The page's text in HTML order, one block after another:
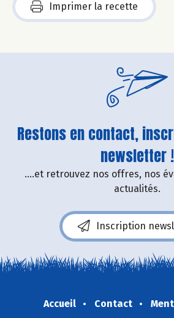
Imprimer la recette
Restons en contact,
newsletter !
....et retrouvez nos offres, nos
actualités.
Inscription
Accueil Contact